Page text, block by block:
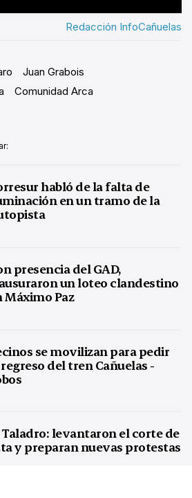
Redacción InfoCañuelas
Juan Grabois
Comunidad Arca
habló de la falta de
en un tramo de la
presencia del GAD,
un loteo clandestino
Máximo Paz
se movilizan para pedir
del tren Cañuelas -
Taladro: levantaron el corte de
y preparan nuevas protestas